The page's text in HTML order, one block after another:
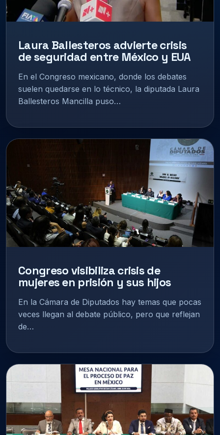
Laura Ballesteros advierte crisis
de seguridad entre México y EUA
En el Congreso mexicano, donde los debates
suelen quedarse en lo técnico, la diputada Laura
Ballesteros Mancilla puso…
Congreso visibiliza crisis de
mujeres en prisión y sus hijos
En la Cámara de Diputados hay temas que pocas
veces llegan al debate público, pero que reflejan
de…